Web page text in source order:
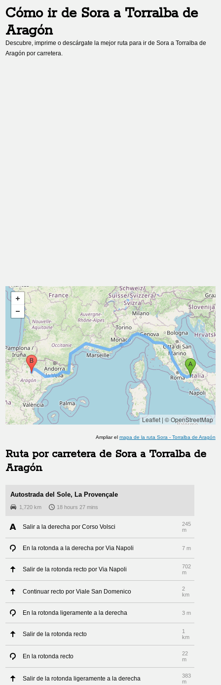
Cómo ir de Soraa Torralba de
Aragón
Descubre, imprime o descárgate la mejor ruta para ir deSora aTorralba de
Aragón por carretera.
Leaflet| © OpenStreetMap
Ampliar el mapa de la ruta Sora - Torralba de Aragón
Ruta por carretera de Soraa Torralba de
Aragón
Autostrada del Sole, La Provençale
1,720 km 18 hours 27 mins
Salir a la derecha por Corso Volsci
245
m
En la rotonda a la derecha por Via Napoli 7 m
Salir de la rotonda recto por Via Napoli
702
m
Continuar recto por Viale San Domenico
2
km
En la rotonda ligeramente a la derecha 3 m
Salir de la rotonda recto
1
km
En la rotonda recto
22
m
Salir de la rotonda ligeramente a la derecha
383
m